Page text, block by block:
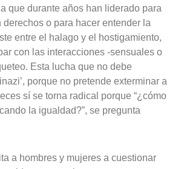
que durante años han liderado para
derechos o para hacer entender la
entre el halago y el hostigamiento,
con las interacciones -sensuales o
Esta lucha que no debe
porque no pretende exterminar a
sí se torna radical porque “¿cómo
la igualdad?”, se pregunta
a hombres y mujeres a cuestionar